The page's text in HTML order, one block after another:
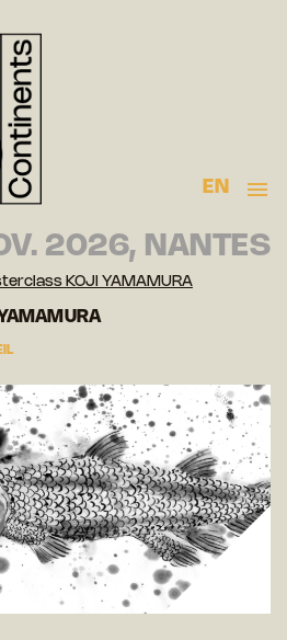
EN
2026, NANTES
KOJI YAMAMURA